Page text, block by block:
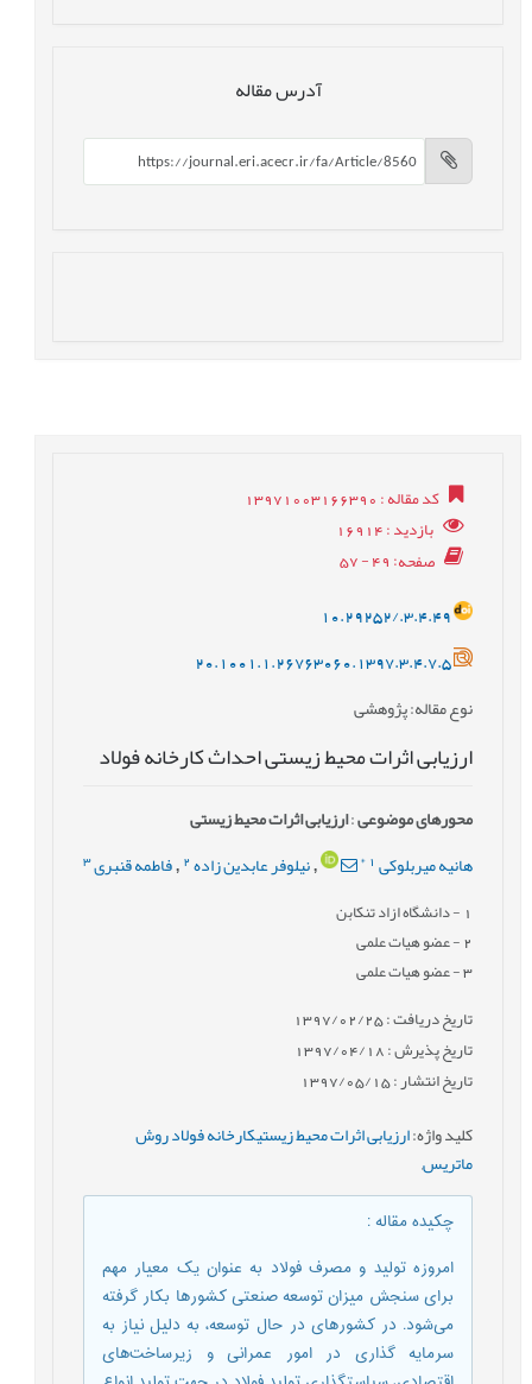
آدرس مقاله
کد مقاله: 13971003166390
بازدید: 16914
صفحه: 49 - 57
10.29252/.3.4.49
20.1001.1.26763060.1397.3.4.7.5
نوع مقاله: پژوهشی
ارزیابی اثرات محیط زیستی احداث کارخانه فولاد
محورهای موضوعی:ارزیابی اثرات محیط زیستی
هانیه میربلوکی *
,نیلوفر عابدین زاده2
, فاطمه قنبری 3
- دانشگاه ازاد تنکابن
2- عضو هیات علمی
3- عضو هیات علمی
تاریخ دریافت : 1397/02/25
تاریخ پذیرش : 1397/04/18
تاریخ انتشار : 1397/05/15
کلید واژه:ارزیابی اثرات محیط زیستیکارخانه فولاد روش
ماتریس,
چکیده مقاله:
امروزه تولید و مصرف فولاد به عنوان یک معیار مهم
برای سنجش میزان توسعه صنعتی کشورها بکار گرفته
می‌شود. در کشورهای در حال توسعه، به دلیل نیاز به
سرمایه گذاری در امور عمرانی و زیرساخت‌های